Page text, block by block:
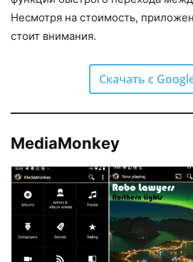
Несмотря на стоимость,
стоит внимания.
Скачать с
MediaMonkey